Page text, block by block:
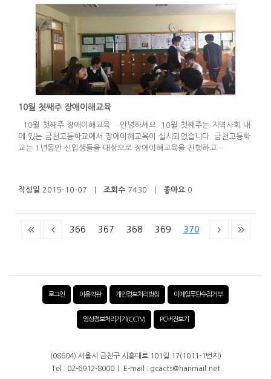
10월 첫째주 장애이해교육
10월 첫째주 장애이해교육 안녕하세요. 10월 첫째주는 지역사회 내
에 있는 금천고등학교에서 장애이해교육이 실시되었습니다. 금천고등학
교는 1년동안 신입생들을 대상으로 장애이해교육을 진행하고…
작성일 2015-10-07 | 조회수7430 | 좋아요0
366 367 368 369 370
로그인 이용약관 개인정보처리방침 이메일무단수집거부
영상정보처리기기(CCTV) PC버전보기
(08604) 서울시 금천구 시흥대로 101길 17(1011-1번지)
Tel : 02-6912-8000 | E-mail : gcacts@hanmail.net